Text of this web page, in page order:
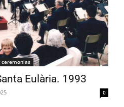
ceremonias
Eulària. 1993
0